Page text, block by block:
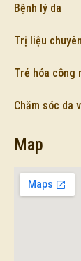
Bệnh lý da
Trị liệu
Trẻ hóa công
Chăm sóc da
Map